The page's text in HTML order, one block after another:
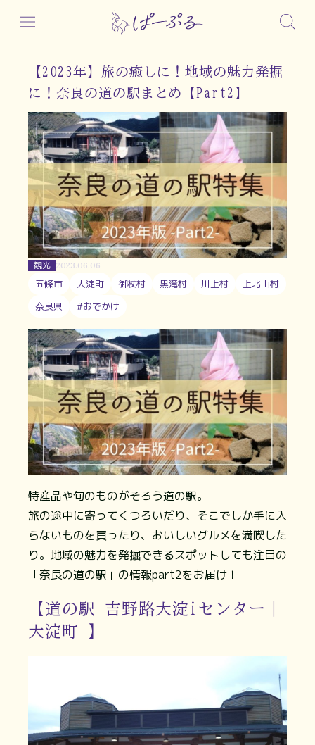
【2023年】旅の癒しに！地域の魅力発掘
に！奈良の道の駅まとめ【Part2】
観光 2023.06.06
五條市 大淀町 御杖村 黒滝村 川上村
上北山村
奈良県
#おでかけ
特産品や旬のものがそろう道の駅。
旅の途中に寄ってくつろいだり、そこでしか手に入
らないものを買ったり、おいしいグルメを満喫した
り。地域の魅力を発掘できるスポットしても注目の
「奈良の道の駅」の情報part2をお届け！
【道の駅 吉野路大淀iセンター｜
大淀町 】